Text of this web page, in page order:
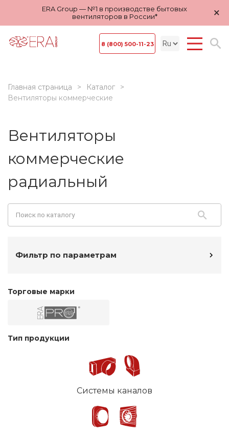
ERA Group — №1 в производстве бытовых
вентиляторов в России*
×
8 (800) 500-11-23
Главная страница
Каталог
Вентиляторы коммерческие
Вентиляторы
коммерческие
радиальный
Фильтр по параметрам
Торговые марки
Тип продукции
Системы каналов